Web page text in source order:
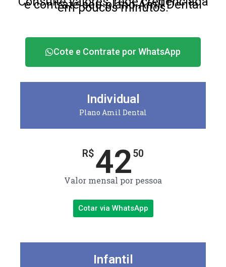
e contrate seu plano Amil Dental
em poucos minutos.
Cote e Contrate por WhatsApp
Individual
Plano Amil Dental
R$4250
Valor mensal por pessoa
Cotar via WhatsApp
Infantil